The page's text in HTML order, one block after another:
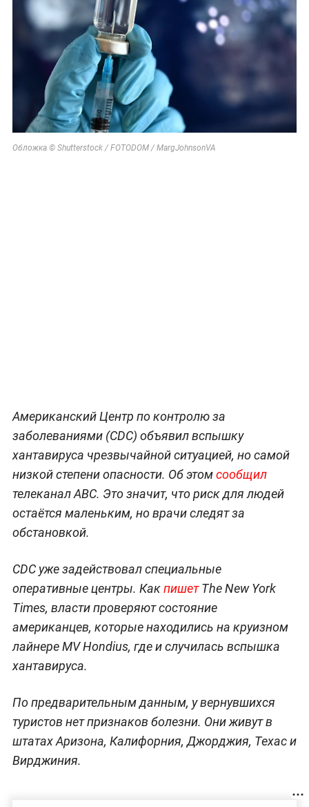
Обложка © Shutterstock / FOTODOM / MargJohnsonVA
Американский Центр по контролю за
заболеваниями (CDC) объявил вспышку
хантавируса чрезвычайной ситуацией, но самой
низкой степени опасности. Об этомсообщил
телеканал ABC. Это значит, что риск для людей
остаётся маленьким, но врачи следят за
обстановкой.
CDC уже задействовал специальные
оперативные центры. КакпишетThe New York
Times, власти проверяют состояние
американцев, которые находились на круизном
лайнере MV Hondius, где и случилась вспышка
хантавируса.
По предварительным данным, у вернувшихся
туристов нет признаков болезни. Они живут в
штатах Аризона, Калифорния, Джорджия, Техас и
Вирджиния.